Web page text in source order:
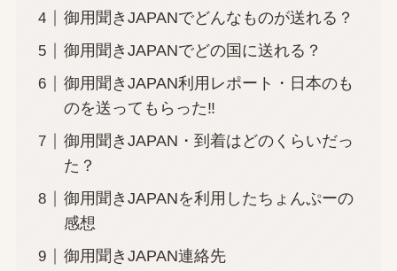
御用聞きJAPANでどんなものが送れる？
御用聞きJAPANでどの国に送れる？
御用聞きJAPAN利用レポート・日本のも
のを送ってもらった‼
御用聞きJAPAN・到着はどのくらいだっ
た？
御用聞きJAPANを利用したちょんぷーの
感想
御用聞きJAPAN連絡先